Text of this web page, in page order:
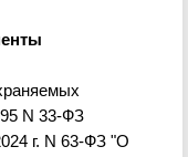
N 33-ФЗ
г. N 63-ФЗ "О